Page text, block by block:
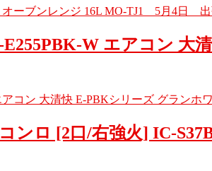
ーブンレンジ 16L MO-TJ1 5月4日 出
E255PBK-W エアコン
アコン 大清快 E-PBKシリーズ グラ
ンロ [2口/右強火] IC-